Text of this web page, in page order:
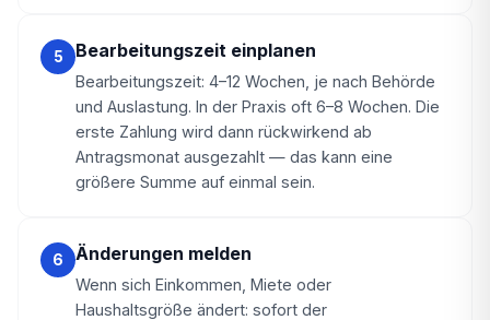
5 Bearbeitungszeit einplanen
Bearbeitungszeit: 4–12 Wochen, je nach Behörde
und Auslastung. In der Praxis oft 6–8 Wochen. Die
erste Zahlung wird dann rückwirkend ab
Antragsmonat ausgezahlt — das kann eine
größere Summe auf einmal sein.
6 Änderungen melden
Wenn sich Einkommen, Miete oder
Haushaltsgröße ändert: sofort der